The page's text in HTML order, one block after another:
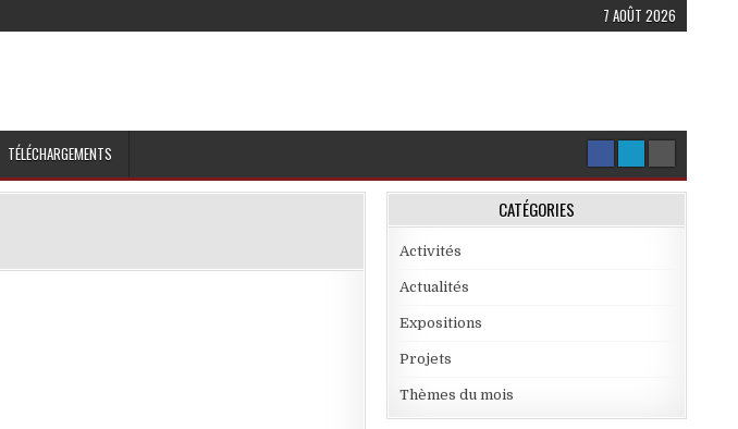
7 AOÛT 2026
TÉLÉCHARGEMENTS
CATÉGORIES
Activités
Actualités
Expositions
Projets
Thèmes du mois